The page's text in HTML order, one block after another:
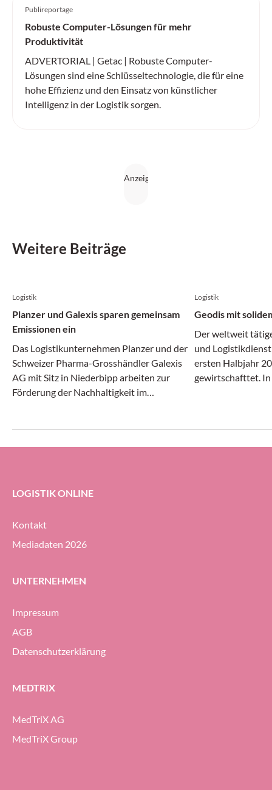
Publireportage
Robuste Computer-Lösungen für mehr
Produktivität
ADVERTORIAL | Getac | Robuste Computer-
Lösungen sind eine Schlüsseltechnologie, die für eine
hohe Effizienz und den Einsatz von künstlicher
Intelligenz in der Logistik sorgen.
Weitere Beiträge
Logistik
Planzer und Galexis sparen gemeinsam
Emissionen ein
Das Logistikunternehmen Planzer und der
Schweizer Pharma-Grosshändler Galexis
AG mit Sitz in Niederbipp arbeiten zur
Förderung der Nachhaltigkeit im
Logistik
Geodis mit
Der weltweit
und
ersten Halbjahr
gewirtschafttet.
Prozent halten
LOGISTIK ONLINE
Kontakt
Mediadaten 2026
UNTERNEHMEN
Impressum
AGB
Datenschutzerklärung
MEDTRIX
MedTriX AG
MedTriX Group